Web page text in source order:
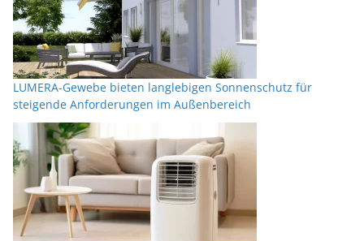
LUMERA-Gewebe bieten langlebigen Sonnenschutz für
steigende Anforderungen im Außenbereich